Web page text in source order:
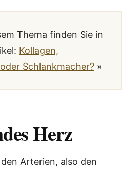
Thema finden Sie in
Kollagen,
Schlankmacher? »
Herz
Arterien, also den